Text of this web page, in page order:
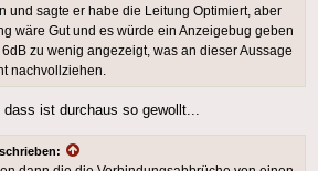
und sagte er habe die Leitung Optimiert, aber
wäre Gut und es würde ein Anzeigebug geben
zu wenig angezeigt, was an dieser Aussage
nachvollziehen.
ist durchaus so gewollt...